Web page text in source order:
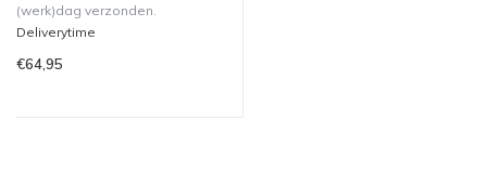
(werk)dag verzonden.
Deliverytime
€64,95